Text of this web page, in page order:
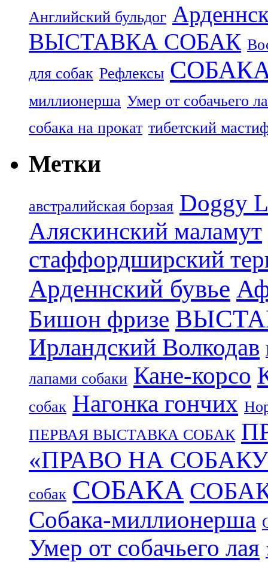
Английский бульдог
ВЫСТАВКА СОБАК
для собак Рефлексы
миллионерша Умер от собачьего
собака на прокат тибетский
Метки
aвстралийская борзая Doggy
Аляскинский маламут
стаффордширский
Арденнский бувье
Бишон фризе
Ирландский Волкодав
лапами собаки Кане-корсо
собак Нагонка гончих
ПЕРВАЯ ВЫСТАВКА СОБАК
«ПРАВО НА
собак СОБАКА
Собака-миллионерша
Умер от собачьего лая